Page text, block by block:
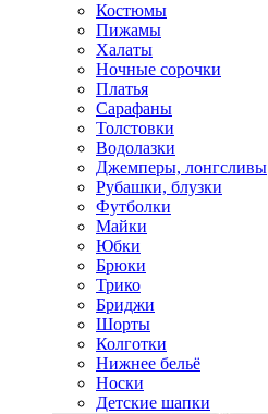
Костюмы
Пижамы
Халаты
Ночные сорочки
Платья
Сарафаны
Толстовки
Водолазки
Джемперы, лонгсливы
Рубашки, блузки
Футболки
Майки
Юбки
Брюки
Трико
Бриджи
Шорты
Колготки
Нижнее бельё
Носки
Детские шапки